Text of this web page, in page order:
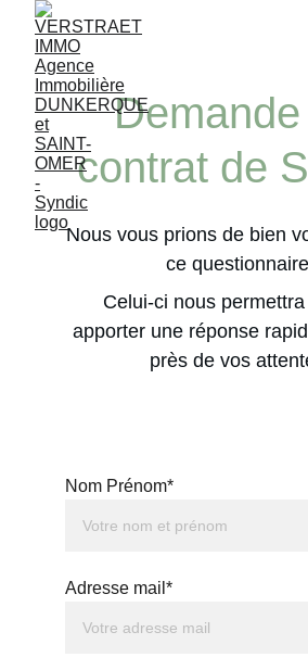
contrat de
Nous vous prions de bien
ce
Celui-ci nous
apporter une réponse
près de vos
Nom Prénom*
Adresse mail*